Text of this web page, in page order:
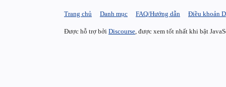
Trang chủ Danh mục FAQ/Hướng dẫn Điều khoản
Được hỗ trợ bởi Discourse, được xem tốt nhất khi bật